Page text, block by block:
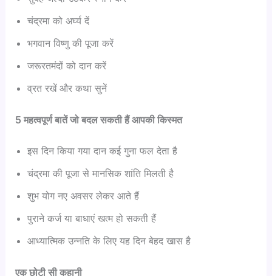
चंद्रमा को अर्घ्य दें
भगवान विष्णु की पूजा करें
जरूरतमंदों को दान करें
व्रत रखें और कथा सुनें
5 महत्वपूर्ण बातें जो बदल सकती हैं आपकी किस्मत
इस दिन किया गया दान कई गुना फल देता है
चंद्रमा की पूजा से मानसिक शांति मिलती है
शुभ योग नए अवसर लेकर आते हैं
पुराने कर्ज या बाधाएं खत्म हो सकती हैं
आध्यात्मिक उन्नति के लिए यह दिन बेहद खास है
एक छोटी सी कहानी